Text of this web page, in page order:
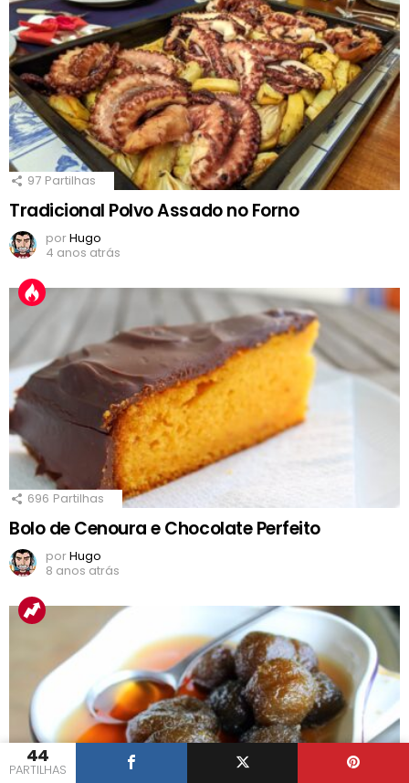
44
PARTILHAS
97 Partilhas
Tradicional Polvo Assado no Forno
porHugo
4 anos atrás
696 Partilhas
Bolo de Cenoura e Chocolate Perfeito
porHugo
8 anos atrás